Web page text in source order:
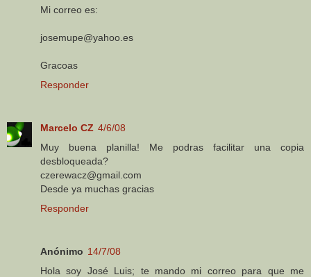
Mi correo es:
josemupe@yahoo.es
Gracoas
Responder
Marcelo CZ 4/6/08
Muy buena planilla! Me podras facilitar una copia
desbloqueada?
czerewacz@gmail.com
Desde ya muchas gracias
Responder
Anónimo 14/7/08
Hola soy José Luis; te mando mi correo para que me